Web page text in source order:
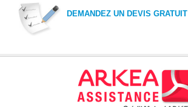
DEMANDEZ UN DEVIS GRATUIT